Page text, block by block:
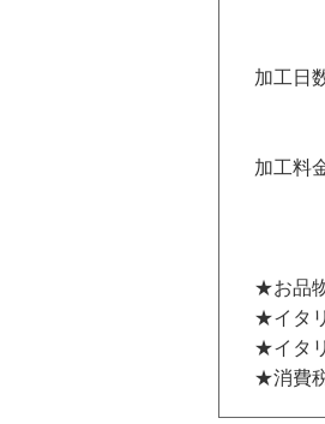
加工日
加工料
★お品
★イタ
★イタ
★消費